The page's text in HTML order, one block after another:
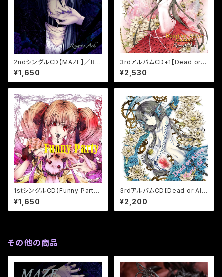
2ndシングルCD【MAZE】／Ro
sario Ark
¥1,650
3rdアルバムCD+1【Dead or A
live 〜Another〜】／Rosario
Ark
¥2,530
1stシングルCD【Funny Party】
／Rosario Ark
¥1,650
3rdアルバムCD【Dead or Aliv
e】／Rosario Ark
¥2,200
その他の商品